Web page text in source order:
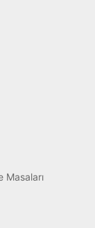
Masaları